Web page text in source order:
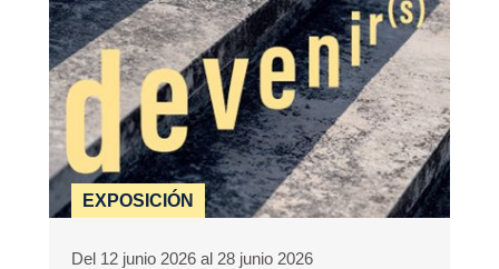
EXPOSICIÓN
Del 12 junio 2026 al 28 junio 2026